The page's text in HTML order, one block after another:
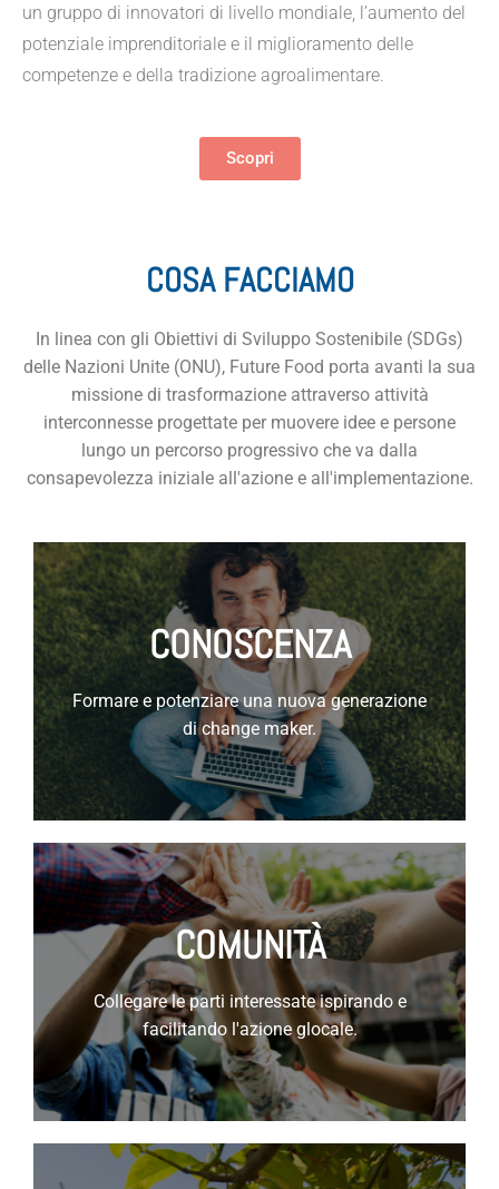
un gruppo di innovatori di livello mondiale, l’aumento del
potenziale imprenditoriale e il miglioramento delle
competenze e della tradizione agroalimentare.
Scopri
COSA FACCIAMO
In linea con gli Obiettivi di Sviluppo Sostenibile (SDGs)
delle Nazioni Unite (ONU), Future Food porta avanti la sua
missione di trasformazione attraverso attività
interconnesse progettate per muovere idee e persone
lungo un percorso progressivo che va dalla
consapevolezza iniziale all'azione e all'implementazione.
CONOSCENZA
Formare e potenziare una nuova generazione
di change maker.
COMUNITÀ
Collegare le parti interessate ispirando e
facilitando l'azione glocale.